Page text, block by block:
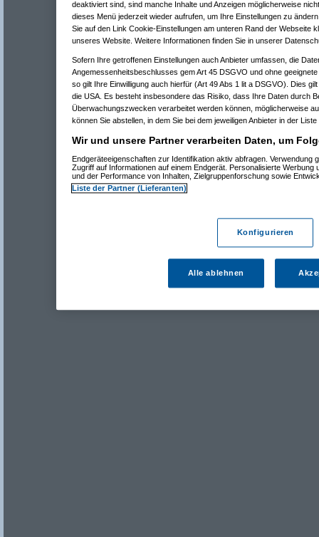
deaktiviert sind, sind manche Inhalte und Anzeigen möglicherweise
dieses Menü jederzeit wieder aufrufen, um Ihre Einstellungen zu
Sie auf den Link Cookie-Einstellungen am unteren Rand der Webseite
unseres Website. Weitere Informationen finden Sie in unserer
Sofern Ihre getroffenen Einstellungen auch Anbieter umfassen, die
Angemessenheitsbeschlusses gem Art 45 DSGVO und ohne
so gilt Ihre Einwilligung auch hierfür (Art 49 Abs 1 lit a DSGVO). Dies
die USA. Es besteht insbesondere das Risiko, dass Ihre Daten durch
Überwachungszwecken verarbeitet werden können, möglicherweise
können Sie abstellen, in dem Sie bei dem jeweiligen Anbieter in der
Wir und unsere Partner verarbeiten Daten, um
Endgeräteeigenschaften zur Identifikation aktiv abfragen. Verwendung
Zugriff auf Informationen auf einem Endgerät. Personalisierte Werbung
und der Performance von Inhalten, Zielgruppenforschung sowie
Liste der Partner (Lieferanten)
Konfigurieren
Alle ablehnen